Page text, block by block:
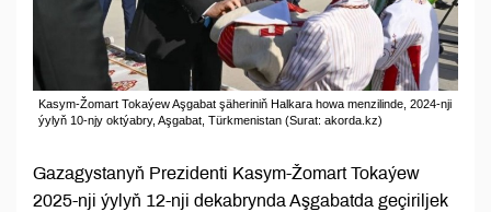
Kasym-Žomart Tokaýew Aşgabat şäheriniň Halkara howa menzilinde, 2024-nji
ýylyň 10-njy oktýabry, Aşgabat, Türkmenistan (Surat: akorda.kz)
Gazagystanyň Prezidenti Kasym-Žomart Tokaýew
2025-nji ýylyň 12-nji dekabrynda Aşgabatda geçiriljek